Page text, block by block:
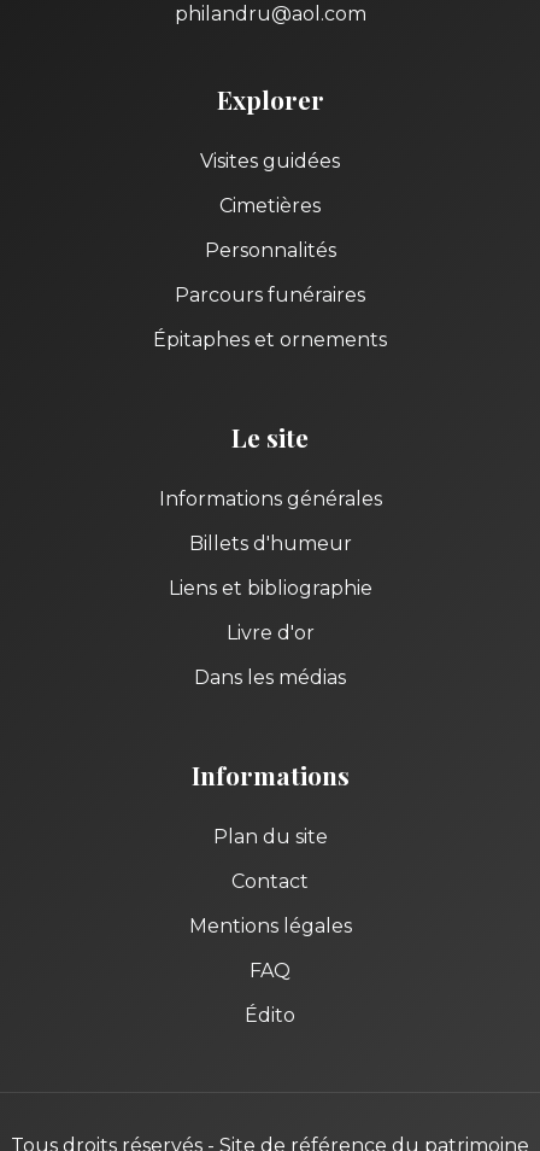
philandru@aol.com
Explorer
Visites guidées
Cimetières
Personnalités
Parcours funéraires
Épitaphes et ornements
Le site
Informations générales
Billets d'humeur
Liens et bibliographie
Livre d'or
Dans les médias
Informations
Plan du site
Contact
Mentions légales
FAQ
Édito
Tous droits réservés - Site de référence du patrimoine